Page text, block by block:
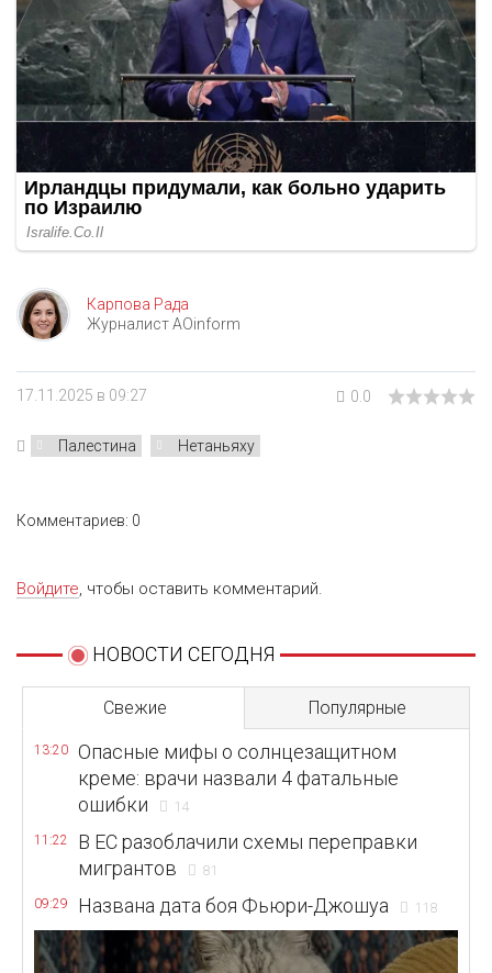
Карпова Рада
Журналист AOinform
17.11.2025 в 09:27 0.0
Палестина Нетаньяху
Комментариев: 0
Войдите, чтобы оставить комментарий.
НОВОСТИ СЕГОДНЯ
Свежие Популярные
13:20
Опасные мифы о солнцезащитном
креме: врачи назвали 4 фатальные
ошибки
14
11:22
В ЕС разоблачили схемы переправки
мигрантов
81
09:29 Названа дата боя Фьюри-Джошуа 118